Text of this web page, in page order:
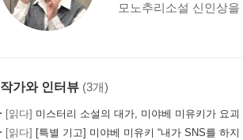
모노추리소설 신인상
작가와 인터뷰 (3개)
[읽다] 미스터리 소설의 대가, 미야베 미유키가 요
[읽다] [특별 기고] 미야베 미유키 “내가 SNS를 하지